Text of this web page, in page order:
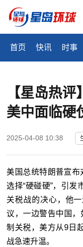
首页 快讯 时事
【星岛热评
美中面临硬
2025-04-08 10:38
美国总统特朗普宣布
选择“硬碰硬”，引发
关税战的决心，他
议，一边警告中国
制关税，美方从9日
战急速升温。